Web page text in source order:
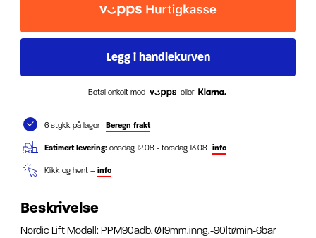
Betal enkelt med eller
6 stykk på lager Beregn frakt
Estimert levering: onsdag 12.08 - torsdag 13.08 info
Klikk og hent – info
Beskrivelse
Nordic Lift Modell: PPM90adb, Ø19mm.inng.-90ltr/min-6bar